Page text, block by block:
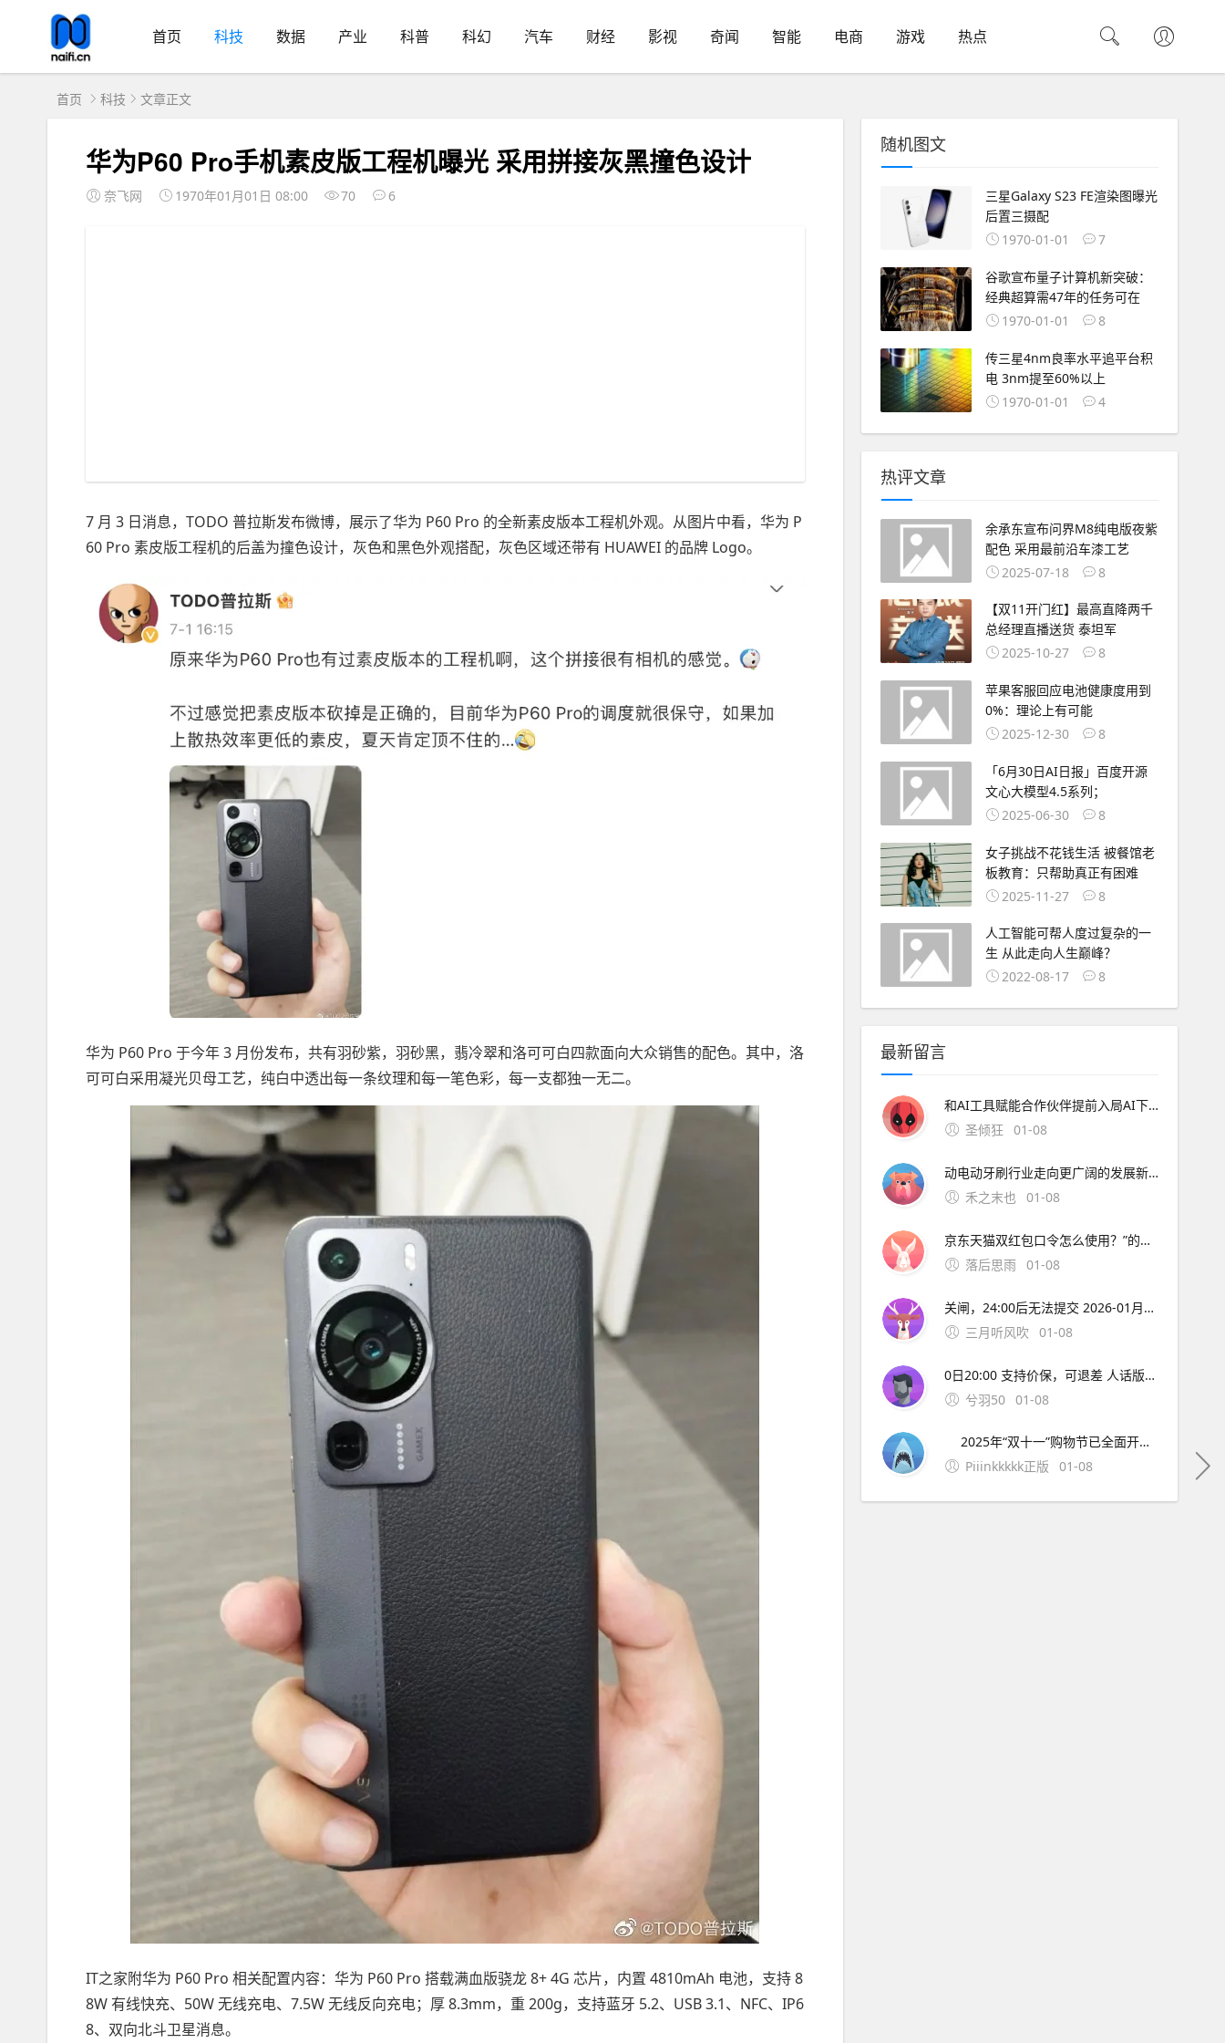
首页 科技 数据 产业 科普 科幻 汽车 财经 影视 奇闻 智能 电商 游戏 热点
首页 科技 文章正文
华为P60 Pro手机素皮版工程机曝光 采用拼接灰黑撞色设计
奈飞网 1970年01月01日 08:00 70 6
7 月 3 日消息，TODO 普拉斯发布微博，展示了华为 P60 Pro 的全新素皮版本工程机外观。从图片中看，华为 P
60 Pro 素皮版工程机的后盖为撞色设计，灰色和黑色外观搭配，灰色区域还带有 HUAWEI 的品牌 Logo。
华为 P60 Pro 于今年 3 月份发布，共有羽砂紫，羽砂黑，翡冷翠和洛可可白四款面向大众销售的配色。其中，洛
可可白采用凝光贝母工艺，纯白中透出每一条纹理和每一笔色彩，每一支都独一无二。
IT之家附华为 P60 Pro 相关配置内容：华为 P60 Pro 搭载满血版骁龙 8+ 4G 芯片，内置 4810mAh 电池，支持 8
8W 有线快充、50W 无线充电、7.5W 无线反向充电；厚 8.3mm，重 200g，支持蓝牙 5.2、USB 3.1、NFC、IP6
8、双向北斗卫星消息。
随机图文
三星Galaxy S23 FE渲染图曝光
后置三摄配
1970-01-01
7
谷歌宣布量子计算机新突破：
经典超算需47年的任务可在
1970-01-01
8
传三星4nm良率水平追平台积
电 3nm提至60%以上
1970-01-01
4
热评文章
余承东宣布问界M8纯电版夜紫
配色 采用最前沿车漆工艺
2025-07-18
8
【双11开门红】最高直降两千
总经理直播送货 泰坦军
2025-10-27
8
苹果客服回应电池健康度用到
0%：理论上有可能
2025-12-30
8
「6月30日AI日报」百度开源
文心大模型4.5系列；
2025-06-30
8
女子挑战不花钱生活 被餐馆老
板教育：只帮助真正有困难
2025-11-27
8
人工智能可帮人度过复杂的一
生 从此走向人生巅峰？
2022-08-17
8
最新留言
和AI工具赋能合作伙伴提前入局AI下半场。 AI分论坛：荣耀携手合作伙伴共建AI开放生态 随着全球首个具备自进化能力的AI智能体操作系统荣耀MagicOS 10发布， A
圣倾狂
01-08
动电动牙刷行业走向更广阔的发展新阶段。 技术的革命没有终点，每一次突破都让日常护理更高效、更舒适。锐舞电动牙刷通过气泡技术开创的护理新范式，正在重新定义人们对于口腔清洁的认知边界。 申请创业报道，分享创业好点子。，共同探讨创业新机遇！
禾之末也
01-08
京东天猫双红包口令怎么使用？”的全部内容了，如果你有什么不同的看法，快在评论区说出来吧。
落后思雨 01-08
关闸，24:00后无法提交 2026-01月10日：汽车补贴材料截止 记住：越早越全，越晚越没！12月网络拥堵、快递停运，别把自己拖到最后一天哭！ 七、彩蛋：评论区真实反馈，看完直接抄作业 @台州网友：报废了15年老凯越，换比亚迪海豹，2万补贴+4S店优惠2万
三月听风吹 01-08
0日20:00 支持价保，可退差 人话版： 急用？10月31日第一波开门红就冲，早买早发货。 不急？11月10日终极狂欢叠加红包雨+国补+满减，价格直接打骨折！ 二、2025年双十一超长战线表（建议截图） 阶段京东时间淘宝/天猫时间关键词 抢先购 10月9日-30日 10月15日-20
兮羽50 01-08
2025年“双十一”购物节已全面开启，京东与淘宝/天猫分别于10月9日和10月15日启动，活动将持续至11月14日，打造史上最长促销周期。今年双十一主打“超长周期+简化玩法+多重补贴”，不仅优惠时间更长，红包、满减、政府补贴等福利也层层叠加，堪称“史上最强
Piiinkkkkk正版
01-08